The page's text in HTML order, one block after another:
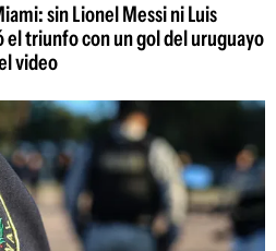
sin Lionel Messi ni Luis
triunfo con un gol del uruguayo
video